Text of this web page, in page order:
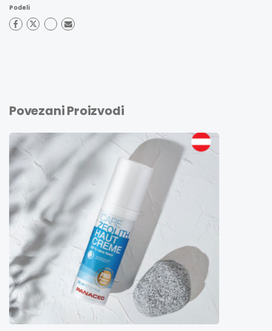
Podeli
Povezani Proizvodi